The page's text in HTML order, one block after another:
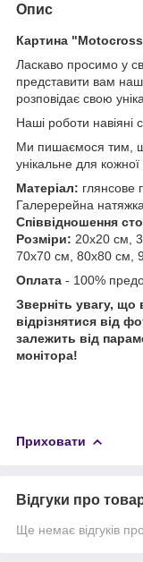
Опис
Картина
Ласкаво просимо у
представити вам
розповідає свою
Наші роботи навіяні
Ми пишаємося тим,
унікальне для
Матеріал: глянсове
Галеререйна натяжка
Співвідношення
Розміри: 20х20 см,
70х70 см, 80х80 см,
Оплата - 100%
Зверніть увагу, що
відрізнятися від
залежить від
монітора!
Приховати
Відгуки про
Ще немає відгуків